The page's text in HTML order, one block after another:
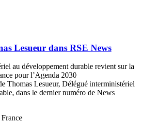
Lesueur dans RSE News
au développement durable revient sur la
pour l’Agenda 2030
Thomas Lesueur, Délégué interministériel
dans le dernier numéro de News